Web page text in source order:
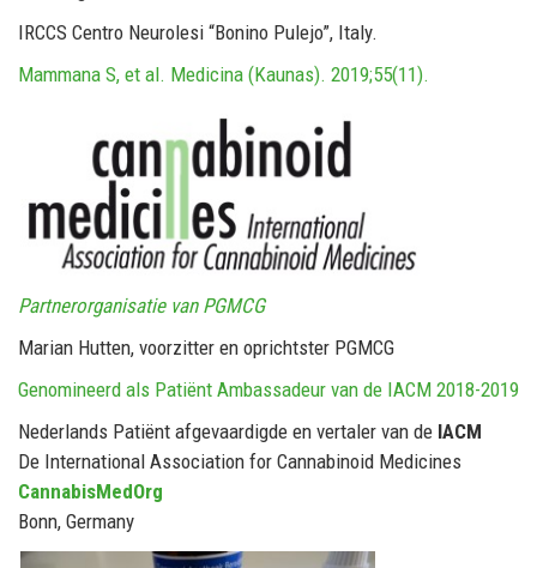
IRCCS Centro Neurolesi “Bonino Pulejo”, Italy.
Mammana S, et al. Medicina (Kaunas). 2019;55(11).
Partnerorganisatie van PGMCG
Marian Hutten, voorzitter en oprichtster PGMCG
Genomineerd als Patiënt Ambassadeur van de IACM 2018-2019
Nederlands Patiënt afgevaardigde en vertaler van de IACM
De International Association for Cannabinoid Medicines
CannabisMedOrg
Bonn, Germany